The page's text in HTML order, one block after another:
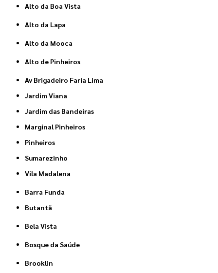
Alto da Boa Vista
Alto da Lapa
Alto da Mooca
Alto de Pinheiros
Av Brigadeiro Faria Lima
Jardim Viana
Jardim das Bandeiras
Marginal Pinheiros
Pinheiros
Sumarezinho
Vila Madalena
Barra Funda
Butantã
Bela Vista
Bosque da Saúde
Brooklin